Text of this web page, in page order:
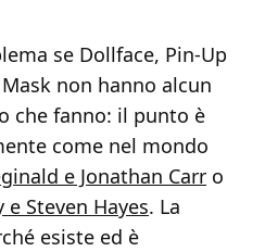
se Dollface, Pin-Up
non hanno alcun
che fanno: il punto è
come nel mondo
e Jonathan Carr o
e Steven Hayes. La
esiste ed è